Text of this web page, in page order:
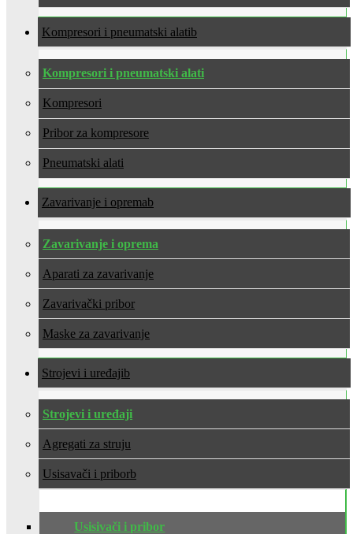
Kompresori i pneumatski alati
Kompresori i pneumatski alati
Kompresori
Pribor za kompresore
Pneumatski alati
Zavarivanje i oprema
Zavarivanje i oprema
Aparati za zavarivanje
Zavarivački pribor
Maske za zavarivanje
Strojevi i uređaji
Strojevi i uređaji
Agregati za struju
Usisavači i pribor
Usisivači i pribor